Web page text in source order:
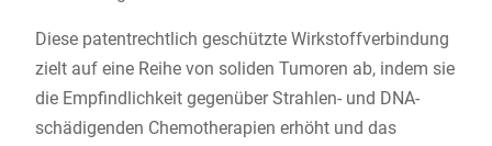
Diese patentrechtlich geschützte Wirkstoffverbindung
zielt auf eine Reihe von soliden Tumoren ab, indem sie
die Empfindlichkeit gegenüber Strahlen- und DNA-
schädigenden Chemotherapien erhöht und das